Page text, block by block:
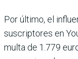
Por último, el
suscriptores en
multa de 1.779